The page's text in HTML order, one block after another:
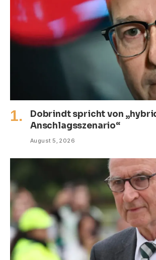
Dobrindt spricht von
Anschlagsszenario“
August 5, 2026